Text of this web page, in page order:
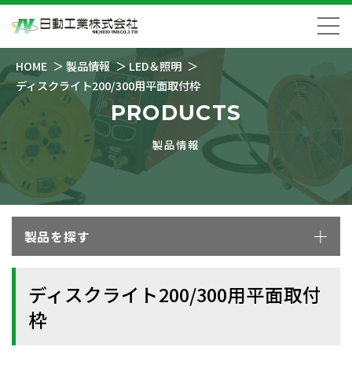
HOME 製品情報
LED＆照明
ディスクライト200/300用平面取付枠
PRODUCTS
製品情報
製品を探す
ディスクライト200/300用平面取付
枠